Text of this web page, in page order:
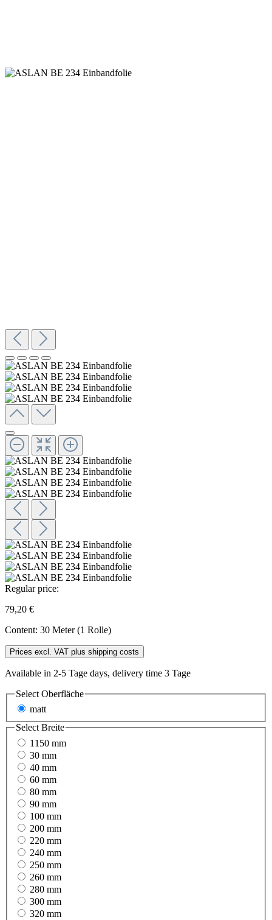
Regular price:
79,20 €
Content: 30 Meter (1 Rolle)
Prices excl. VAT plus shipping costs
Available in 2-5 Tage days, delivery time 3 Tage
Select Oberfläche
matt
SelectBreite
1150 mm
30 mm
40 mm
60 mm
80 mm
90 mm
100 mm
200 mm
220 mm
240 mm
250 mm
260 mm
280 mm
300 mm
320 mm